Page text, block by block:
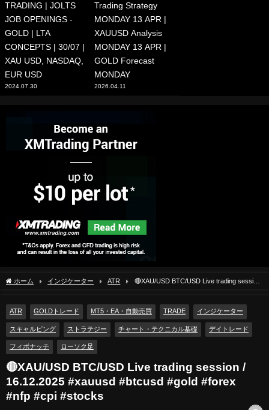
TRADING | JOLTS
JOB OPENINGS -
GOLD | LTA
CONCEPTS | 30/07 |
XAU USD, NASDAQ,
EUR USD
2024.07.30
Trading Strategy
MONDAY 13 APR |
XAUUSD Analysis
MONDAY 13 APR |
GOLD Forecast
MONDAY
2026.04.11
ホーム インジケーター ATR
🔴XAU/USD BTC/USD Live trading session
ATR GOLDトレード MT5・EA・自動売買 TRADE インジケーター
スキャルピング ストラテジー チャート・テクニカル基礎 デイトレード
フィボナッチ ローソク足
🔴XAU/USD BTC/USD Live trading session /
16.12.2025 #xauusd #btcusd #gold #forex
#nfp #cpi #stocks